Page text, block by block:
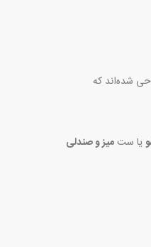
شده‌اند که
یا ستمیز و صندلی